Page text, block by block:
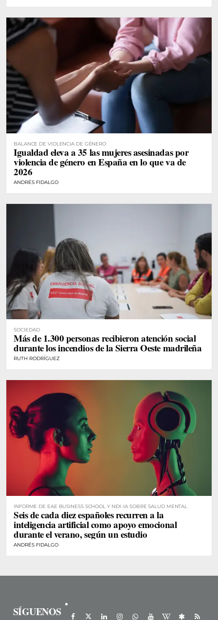
BALANCE DE VIOLENCIA DE GÉNERO
Igualdad eleva a 35 las mujeres asesinadas por
violencia de género en España en lo que va de
2026
ANDRÉS FIDALGO
SOCIEDAD
Más de 1.300 personas recibieron atención social
durante los incendios de la Sierra Oeste madrileña
RUTH RODRÍGUEZ
INFORME DE EAE BUSINESS SCHOOL Y NEX·IA SOBRE SALUD MENTAL
Seis de cada diez españoles recurren a la
inteligencia artificial como apoyo emocional
durante el verano, según un estudio
ANDRÉS FIDALGO
SÍGUENOS